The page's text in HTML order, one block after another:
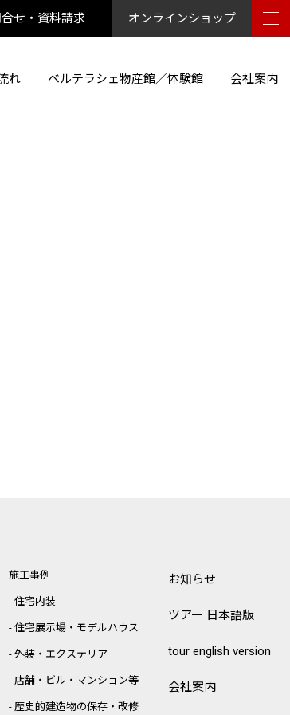
れ ベルテラシェ物産館／体験館 会社案内
合せ・資料請求 オンラインショップ
お知らせ
ツアー 日本語版
tour english version
会社案内
施工事例
住宅内装
住宅展示場・モデルハウス
外装・エクステリア
店舗・ビル・マンション等
歴史的建造物の保存・改修